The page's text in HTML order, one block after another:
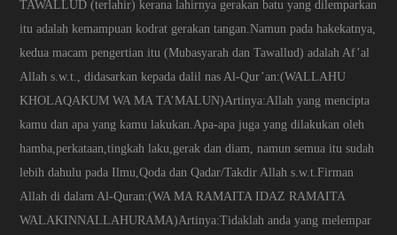
TAWALLUD (terlahir) kerana lahirnya gerakan batu yang dilemparkan
itu adalah kemampuan kodrat gerakan tangan.Namun pada hakekatnya,
kedua macam pengertian itu (Mubasyarah dan Tawallud) adalah Af’al
Allah s.w.t., didasarkan kepada dalil nas Al-Qur’an:(WALLAHU
KHOLAQAKUM WA MA TA’MALUN)Artinya:Allah yang mencipta
kamu dan apa yang kamu lakukan.Apa-apa juga yang dilakukan oleh
hamba,perkataan,tingkah laku,gerak dan diam, namun semua itu sudah
lebih dahulu pada Ilmu,Qoda dan Qadar/Takdir Allah s.w.t.Firman
Allah di dalam Al-Quran:(WA MA RAMAITA IDAZ RAMAITA
WALAKINNALLAHURAMA)Artinya:Tidaklah anda yang melempar